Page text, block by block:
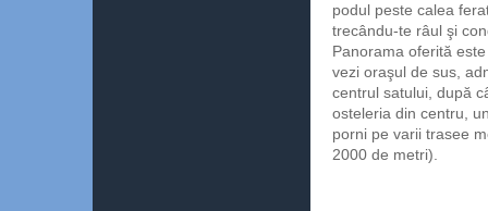
podul peste calea
trecându-te râul şi
Panorama oferită
vezi oraşul de sus,
centrul satului, după
osteleria din centru,
porni pe varii trasee
2000 de metri).